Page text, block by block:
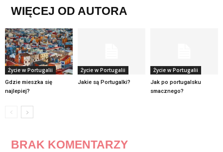
WIĘCEJ OD AUTORA
Życie w Portugalii
Gdzie mieszka się
najlepiej?
Życie w Portugalii
Jakie są Portugalki?
Życie w Portugalii
Jak po portugalsku
smacznego?
BRAK KOMENTARZY